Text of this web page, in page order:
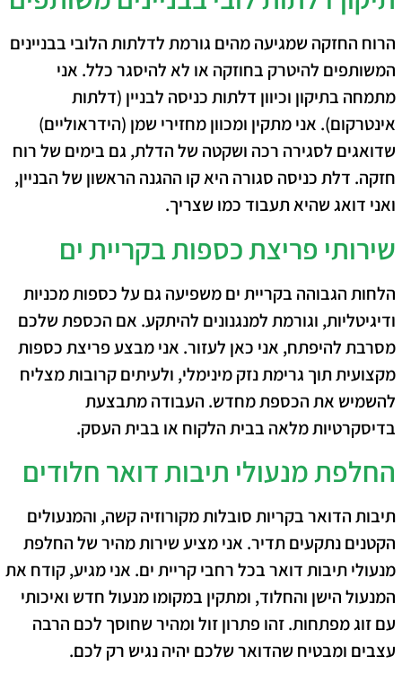
הרוח החזקה שמגיעה מהים גורמת לדלתות הלובי בבניינים
המשותפים להיטרק בחוזקה או לא להיסגר כלל. אני
מתמחה בתיקון וכיוון דלתות כניסה לבניין (דלתות
אינטרקום). אני מתקין ומכוון מחזירי שמן (הידראוליים)
שדואגים לסגירה רכה ושקטה של הדלת, גם בימים של רוח
חזקה. דלת כניסה סגורה היא קו ההגנה הראשון של הבניין,
ואני דואג שהיא תעבוד כמו שצריך.
שירותי פריצת כספות בקריית ים
הלחות הגבוהה בקריית ים משפיעה גם על כספות מכניות
ודיגיטליות, וגורמת למנגנונים להיתקע. אם הכספת שלכם
מסרבת להיפתח, אני כאן לעזור. אני מבצע פריצת כספות
מקצועית תוך גרימת נזק מינימלי, ולעיתים קרובות מצליח
להשמיש את הכספת מחדש. העבודה מתבצעת
בדיסקרטיות מלאה בבית הלקוח או בבית העסק.
החלפת מנעולי תיבות דואר חלודים
תיבות הדואר בקריות סובלות מקורוזיה קשה, והמנעולים
הקטנים נתקעים תדיר. אני מציע שירות מהיר של החלפת
מנעולי תיבות דואר בכל רחבי קריית ים. אני מגיע, קודח את
המנעול הישן והחלוד, ומתקין במקומו מנעול חדש ואיכותי
עם זוג מפתחות. זהו פתרון זול ומהיר שחוסך לכם הרבה
עצבים ומבטיח שהדואר שלכם יהיה נגיש רק לכם.